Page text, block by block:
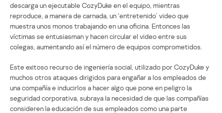
descarga un ejecutable CozyDuke en el equipo, mientras
reproduce, a manera de carnada, un ‘entretenido’ video que
muestra unos monos trabajando en una oficina. Entonces las
víctimas se entusiasman y hacen circular el video entre sus
colegas, aumentando así el número de equipos comprometidos.
Este exitoso recurso de ingeniería social, utilizado por CozyDuke y
muchos otros ataques dirigidos para engañar a los empleados de
una compañía e inducirlos a hacer algo que pone en peligro la
seguridad corporativa, subraya la necesidad de que las compañías
consideren la educación de sus empleados como una parte